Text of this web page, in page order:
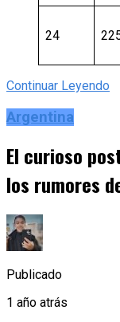
24
Continuar Leyendo
Argentina
El curioso
los rumores
Publicado
1 año atrás